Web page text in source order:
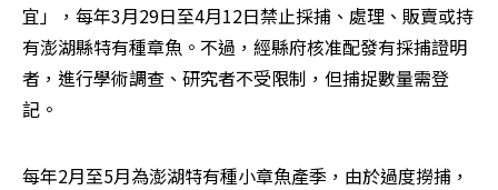
宜」，每年3月29日至4月12日禁止採捕、處理、販賣或持
有澎湖縣特有種章魚。不過，經縣府核准配發有採捕證明
者，進行學術調查、研究者不受限制，但捕捉數量需登
記。
每年2月至5月為澎湖特有種小章魚產季，由於過度撈捕，